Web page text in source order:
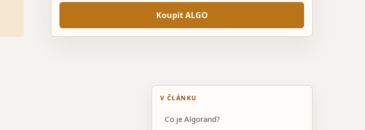
Koupit ALGO
V ČLÁNKU
Co je Algorand?